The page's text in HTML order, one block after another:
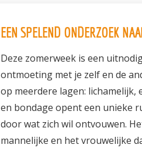
EEN SPELEND ONDERZOEK
Deze zomerweek is een
ontmoeting met je zelf en de
op meerdere lagen: lichamelijk,
en bondage opent een unieke
door wat zich wil ontvouwen.
mannelijke en het vrouwelijke